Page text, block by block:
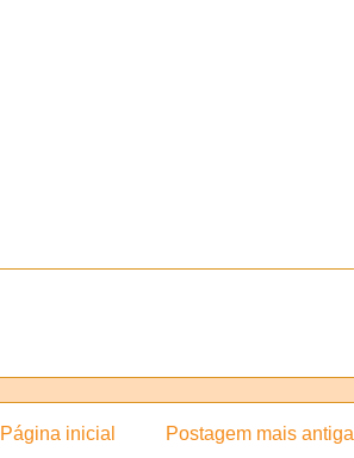
Postagem mais antiga
Página inicial